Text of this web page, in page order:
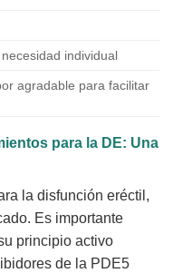
individual
agradable para facilitar
para la DE: Una
la disfunción eréctil,
Es importante
principio activo
de la PDE5